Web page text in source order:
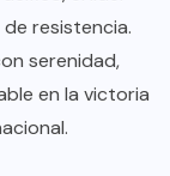
resistencia.
serenidad,
en la victoria